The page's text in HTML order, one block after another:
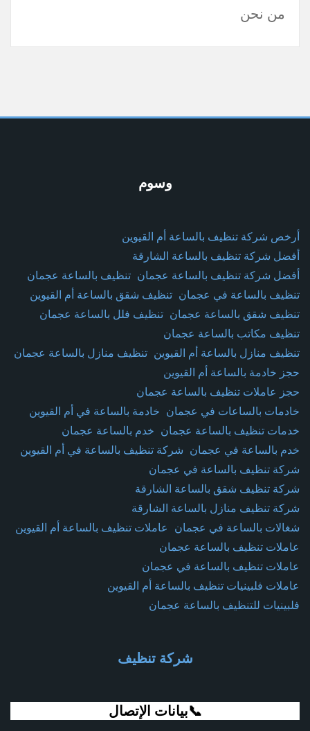
من نحن
وسوم
أرخص شركة تنظيف بالساعة أم القيوين
أفضل شركة تنظيف بالساعة الشارقة
أفضل شركة تنظيف بالساعة عجمان تنظيف بالساعة عجمان
تنظيف بالساعة في عجمان تنظيف شقق بالساعة أم القيوين
تنظيف شقق بالساعة عجمان تنظيف فلل بالساعة عجمان
تنظيف مكاتب بالساعة عجمان
تنظيف منازل بالساعة أم القيوين تنظيف منازل بالساعة عجمان
حجز خادمة بالساعة أم القيوين
حجز عاملات تنظيف بالساعة عجمان
خادمات بالساعات في عجمان خادمة بالساعة في أم القيوين
خدمات تنظيف بالساعة عجمان خدم بالساعة عجمان
خدم بالساعة في عجمان شركة تنظيف بالساعة في أم القيوين
شركة تنظيف بالساعة في عجمان
شركة تنظيف شقق بالساعة الشارقة
شركة تنظيف منازل بالساعة الشارقة
شغالات بالساعة في عجمان عاملات تنظيف بالساعة أم القيوين
عاملات تنظيف بالساعة عجمان
عاملات تنظيف بالساعة في عجمان
عاملات فلبينيات تنظيف بالساعة أم القيوين
فلبينيات للتنظيف بالساعة عجمان
شركة تنظيف
📞بيانات الإتصال